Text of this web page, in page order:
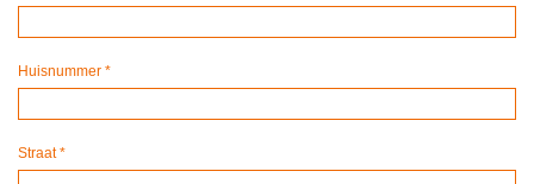
Huisnummer *
Straat*